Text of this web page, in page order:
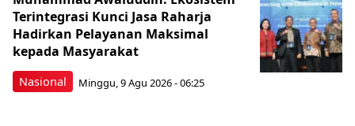
Nasional
Terintegrasi Kunci Jasa Raharja
Hadirkan Pelayanan Maksimal
kepada Masyarakat
Minggu, 9 Agu 2026 - 06:25